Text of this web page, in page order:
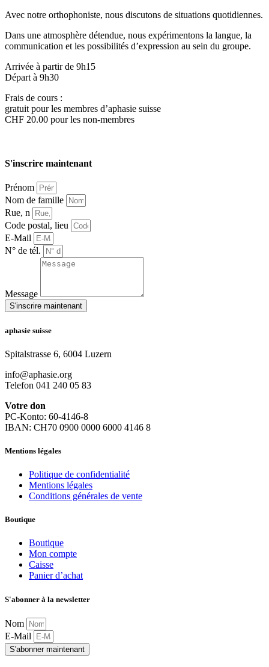
Avec notre orthophoniste, nous discutons de situations quotidiennes.
Dans une atmosphère détendue, nous expérimentons la langue, la
communication et les possibilités d’expression au sein du groupe.
Arrivée à partir de 9h15
Départ à 9h30
Frais de cours :
gratuit pour les membres d’aphasie suisse
CHF 20.00 pour les non-membres
S'inscrire maintenant
Prénom
Nom de famille
Rue, n
Code postal, lieu
E-Mail
N° de tél.
Message
S'inscrire maintenant
aphasie suisse
Spitalstrasse 6, 6004 Luzern
info@aphasie.org
Telefon 041 240 05 83
Votre don
PC-Konto: 60-4146-8
IBAN: CH70 0900 0000 6000 4146 8
Mentions légales
Politique de confidentialité
Mentions légales
Conditions générales de vente
Boutique
Boutique
Mon compte
Caisse
Panier d’achat
S'abonner à la newsletter
Nom
E-Mail
S'abonner maintenant